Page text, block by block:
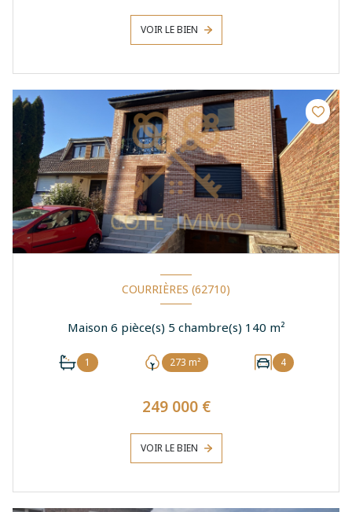
VOIR LE BIEN
COURRIÈRES (62710)
Maison 6 pièce(s) 5 chambre(s) 140 m²
1 273 m² 4
249 000 €
VOIR LE BIEN